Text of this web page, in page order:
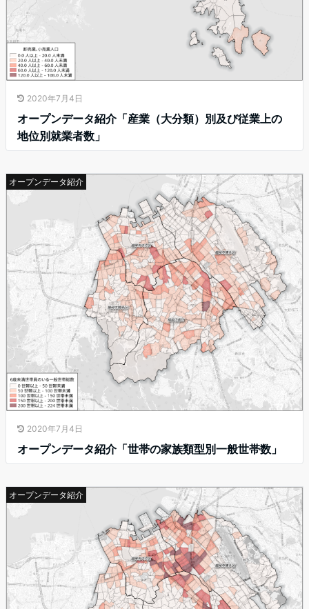
2020年7月4日
オープンデータ紹介「産業（大分類）別及び従業上の
地位別就業者数」
オープンデータ紹介
2020年7月4日
オープンデータ紹介「世帯の家族類型別一般世帯数」
オープンデータ紹介